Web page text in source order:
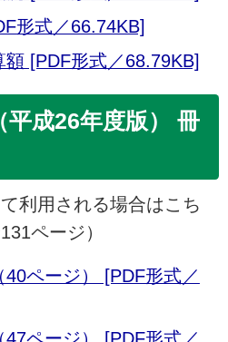
形式／66.74KB]
[PDF形式／68.79KB]
平成26年度版） 冊
利用される場合はこち
ページ）
ページ） [PDF形式／